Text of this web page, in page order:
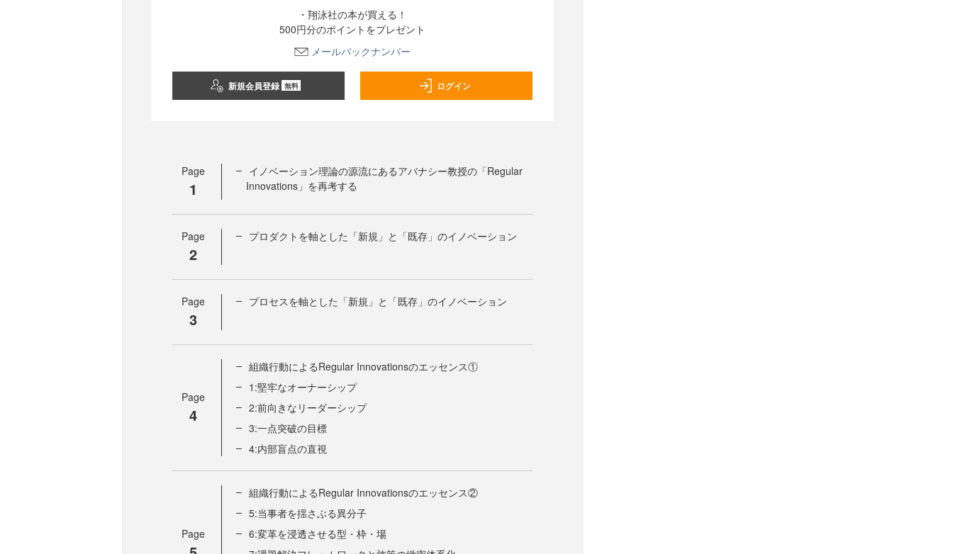
・翔泳社の本が買える！
500円分のポイントをプレゼント
メールバックナンバー
新規会員登録 無料 ログイン
Page
1
イノベーション理論の源流にあるアバナシー教授の「Regular
Innovations」を再考する
Page
2
プロダクトを軸とした「新規」と「既存」のイノベーション
Page
3
プロセスを軸とした「新規」と「既存」のイノベーション
Page
4
組織行動によるRegular Innovationsのエッセンス①
1:堅牢なオーナーシップ
2:前向きなリーダーシップ
3:一点突破の目標
4:内部盲点の直視
Page
組織行動によるRegular Innovationsのエッセンス②
5:当事者を揺さぶる異分子
6:変革を浸透させる型・枠・場